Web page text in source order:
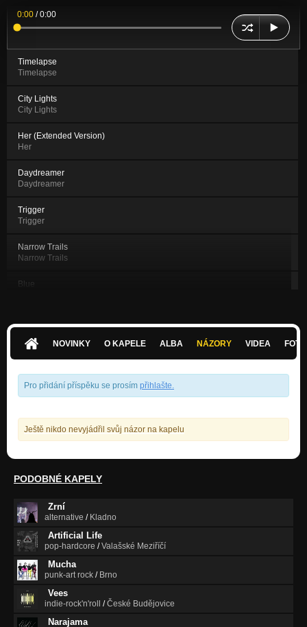
0:00 /0:00
Timelapse
Timelapse
City Lights
City Lights
Her (Extended Version)
Her
Daydreamer
Daydreamer
Trigger
Trigger
Narrow Trails
Narrow Trails
Blue
Midnight Fever
Enraptured
Desolation
Between The Hills
NOVINKY O KAPELE ALBA NÁZORY VIDEA
Pro přidání příspěku se prosím přihlašte
Ještě nikdo nevyjádřil svůj názor na kapelu
PODOBNÉ KAPELY
Zrní
alternative / Kladno
Artificial Life
pop-hardcore /Valašské Meziříčí
Mucha
punk-art rock / Brno
Vees
indie-rock'n'roll /České Budějovice
Narajama